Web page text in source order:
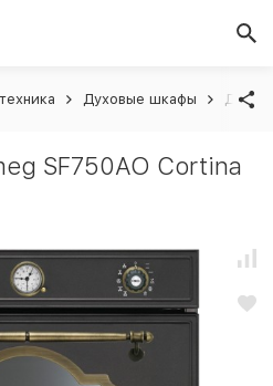
Духовые шкафы
SF750AO Cortina